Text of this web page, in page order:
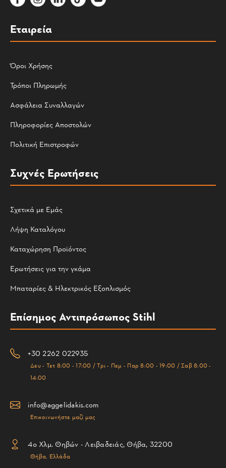
Εταιρεία
Όροι Χρήσης
Τρόποι Πληρωμής
Ασφάλεια Συναλλαγών
Πληροφορίες Αποστολών
Πολιτική Επιστροφών
Συχνές Ερωτήσεις
Σχετικά με Εμάς
Λήψη Καταλόγου
Καταχώρηση Προϊόντος
Ερωτήσεις για την γκάμα
Μπαταρίες & Ηλεκτρικός Εξοπλισμός
Επίσημος Αντιπρόσωπος Stihl
+30 2262 022935
Δευ - Τετ 8:00 - 17:00 / Τρι - Πεμ - Παρ 8:00 - 19:00 / Σαβ 8:00 -
14:00
info@aggelidakis.com
Επικοινωνήστε μαζί μας
4ο Χλμ. Θηβών - Λειβαδειάς, Θήβα, 32200
Θήβα, Ελλάδα